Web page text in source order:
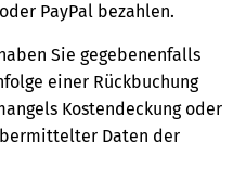
PayPal bezahlen.
Sie gegebenenfalls
einer Rückbuchung
Kostendeckung oder
Daten der